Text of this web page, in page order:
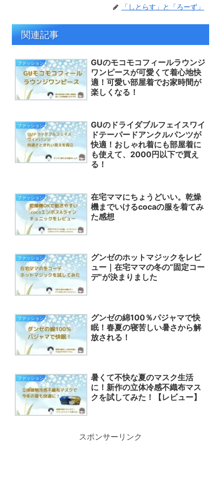
「しとらす」と「ろーず」
関連記事
ファッション
GUのモコモコフィールラウンジ
ワンピースが可愛くて着心地快
適！可愛い部屋着でお家時間が
楽しくなる！
ファッション
GUのドライダブルフェイスワイ
ドテーパードアンクルパンツが
快適！おしゃれ着にも部屋着に
も使えて、2000円以下で買え
る！
ファッション
在宅ママにちょうどいい。乾燥
機までいけるcocaの服を着てみ
た感想
ファッション
グンゼのホットマジックをレビ
ュー｜在宅ママの冬の“固定コー
デ”が決まりました
ファッション
グンゼの綿100％パジャマで快
眠！春夏の寝苦しい暑さから解
放される！
ファッション
暑くて不快な夏のマスク生活
に！新作の立体冷感不織布マス
クを試してみた！【レビュー】
スポンサーリンク